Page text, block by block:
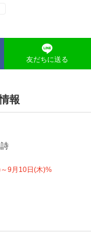
友だちに送る
報
9月10日(木)%